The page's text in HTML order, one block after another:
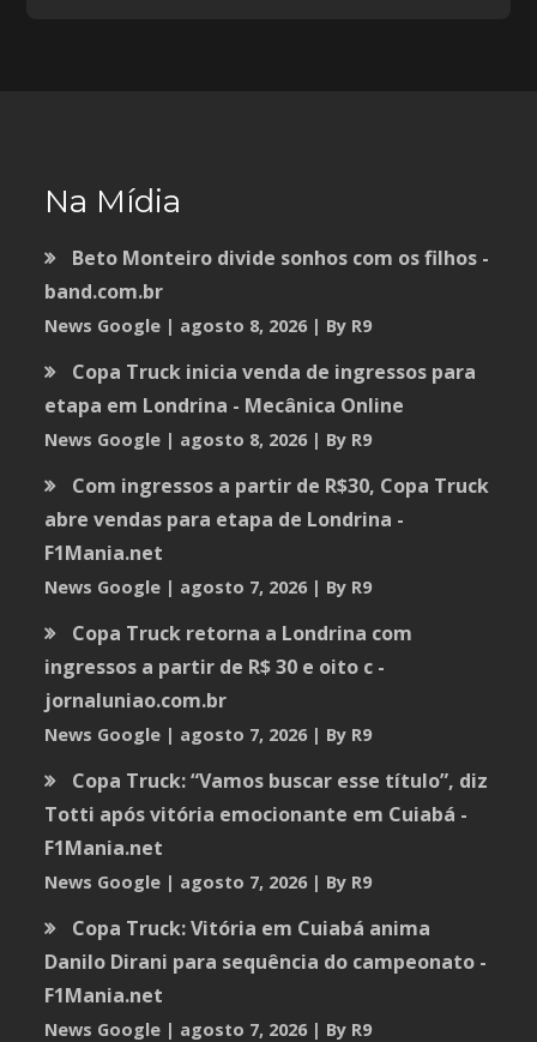
Na Mídia
Beto Monteiro divide sonhos com os filhos -
band.com.br
News Google agosto 8, 2026 By R9
Copa Truck inicia venda de ingressos para
etapa em Londrina - Mecânica Online
News Google agosto 8, 2026 By R9
Com ingressos a partir de R$30, Copa Truck
abre vendas para etapa de Londrina -
F1Mania.net
News Google agosto 7, 2026 By R9
Copa Truck retorna a Londrina com
ingressos a partir de R$ 30 e oito c -
jornaluniao.com.br
News Google agosto 7, 2026 By R9
Copa Truck: “Vamos buscar esse título”, diz
Totti após vitória emocionante em Cuiabá -
F1Mania.net
News Google agosto 7, 2026 By R9
Copa Truck: Vitória em Cuiabá anima
Danilo Dirani para sequência do campeonato -
F1Mania.net
News Google agosto 7, 2026 By R9